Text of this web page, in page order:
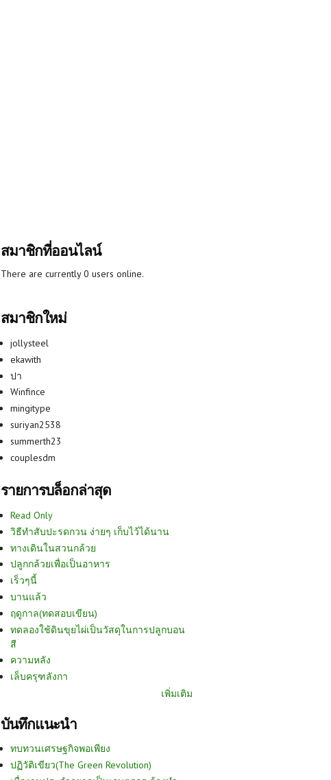
สมาชิกที่ออนไลน์
There are currently 0 users online.
สมาชิกใหม่
jollysteel
ekawith
ปา
Winfince
mingitype
suriyan2538
summerth23
couplesdm
รายการบล็อกล่าสุด
Read Only
วิธีทำสับปะรดกวน ง่ายๆ เก็บไว้ได้นาน
ทางเดินในสวนกล้วย
ปลูกกล้วยเพื่อเป็นอาหาร
เร็วๆนี้
บานแล้ว
ฤดูกาล(ทดสอบเขียน)
ทดลองใช้ดินขุยไผ่เป็นวัสดุในการปลูกบอน
สี
ความหลัง
เล็บครุฑลังกา
เพิ่มเติม
บันทึกแนะนำ
ทบทวนเศรษฐกิจพอเพียง
ปฏิวัติเขียว(The Green Revolution)